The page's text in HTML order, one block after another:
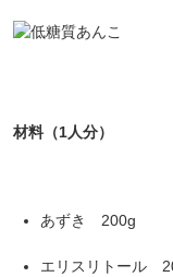
材料（1人分）
あずき 200g
エリスリトール